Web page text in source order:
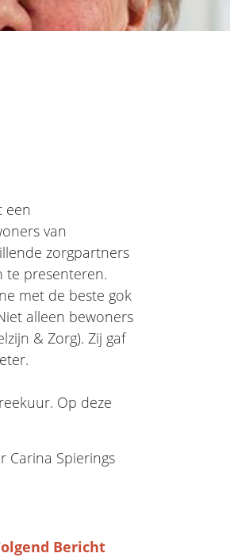
een
van
zorgpartners
te presenteren.
met de beste gok
alleen bewoners
& Zorg). Zij gaf
Op deze
Carina Spierings
Bericht